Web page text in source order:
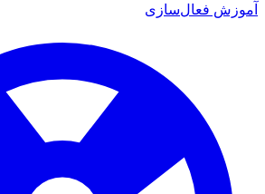
آموزش فعال‌سازی